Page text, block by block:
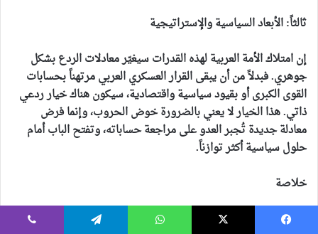
ثالثاً: الأبعاد السياسية والإستراتيجية
إن امتلاك الأمة العربية لهذه القدرات سيغيّر معادلات الردع بشكل
جوهري. فبدلاً من أن يبقى القرار العسكري العربي مرتهناً بحسابات
القوى الكبرى أو بقيود سياسية واقتصادية، سيكون هناك خيار ردعي
ذاتي. هذا الخيار لا يعني بالضرورة خوض الحروب، وإنما فرض
معادلة جديدة تُجبر العدو على مراجعة حساباته، وتفتح الباب أمام
حلول سياسية أكثر توازناً.
خلاصة
إن مشروعاً عربياً مشتركاً للصواريخ الباليستية والفرط صوتية لم يعد